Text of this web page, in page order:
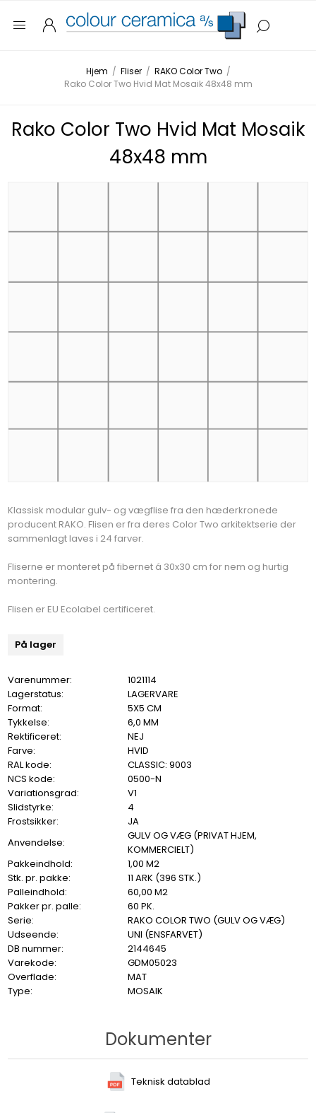
Hjem / Fliser / RAKO Color Two /
Rako Color Two Hvid Mat Mosaik 48x48 mm
Rako Color Two Hvid Mat Mosaik
48x48 mm
Klassisk modular gulv- og vægflise fra den hæderkronede
producent RAKO. Flisen er fra deres Color Two arkitektserie der
sammenlagt laves i 24 farver.
Fliserne er monteret på fibernet á 30x30 cm for nem og hurtig
montering.
Flisen er EU Ecolabel certificeret.
På lager
Varenummer:
1021114
Lagerstatus:
LAGERVARE
Format:
5X5 CM
Tykkelse:
6,0 MM
Rektificeret:
NEJ
Farve:
HVID
RAL kode:
CLASSIC: 9003
NCS kode:
0500-N
Variationsgrad:
V1
Slidstyrke:
4
Frostsikker:
JA
Anvendelse:
GULV OG VÆG (PRIVAT HJEM,
KOMMERCIELT)
Pakkeindhold:
1,00 M2
Stk. pr. pakke:
11 ARK (396 STK.)
Palleindhold:
60,00 M2
Pakker pr. palle:
60 PK.
Serie:
RAKO COLOR TWO (GULV OG VÆG)
Udseende:
UNI (ENSFARVET)
DB nummer:
2144645
Varekode:
GDM05023
Overflade:
MAT
Type:
MOSAIK
Dokumenter
Teknisk datablad